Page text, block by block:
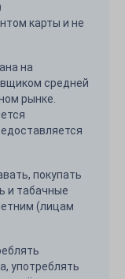
карты и не
на
средней
рынке.
покупать
и табачные
(лицам
употреблять